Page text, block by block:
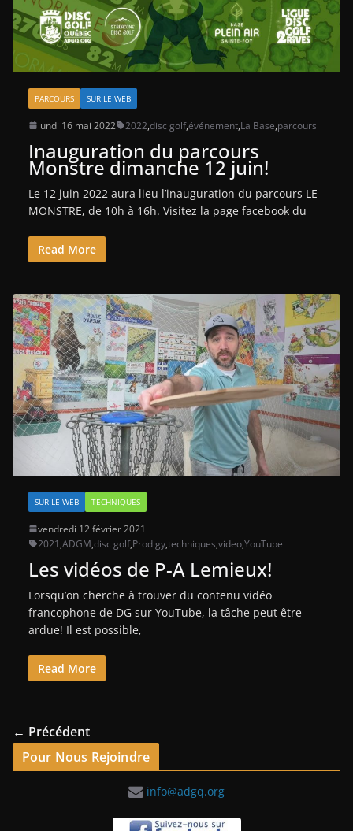
PARCOURS SUR LE WEB
lundi 16 mai 2022 2022,disc golf,événement,La Base,parcours
Inauguration du parcours
Monstre dimanche 12 juin!
Le 12 juin 2022 aura lieu l’inauguration du parcours LE
MONSTRE, de 10h à 16h. Visitez la page facebook du
Read More
SUR LE WEB TECHNIQUES
vendredi 12 février 2021
2021,ADGM,disc golf,Prodigy,techniques,video,YouTube
Les vidéos de P-A Lemieux!
Lorsqu’on cherche à trouver du contenu vidéo
francophone de DG sur YouTube, la tâche peut être
ardue! Il est possible,
Read More
← Précédent
Pour Nous Rejoindre
info@adgq.org